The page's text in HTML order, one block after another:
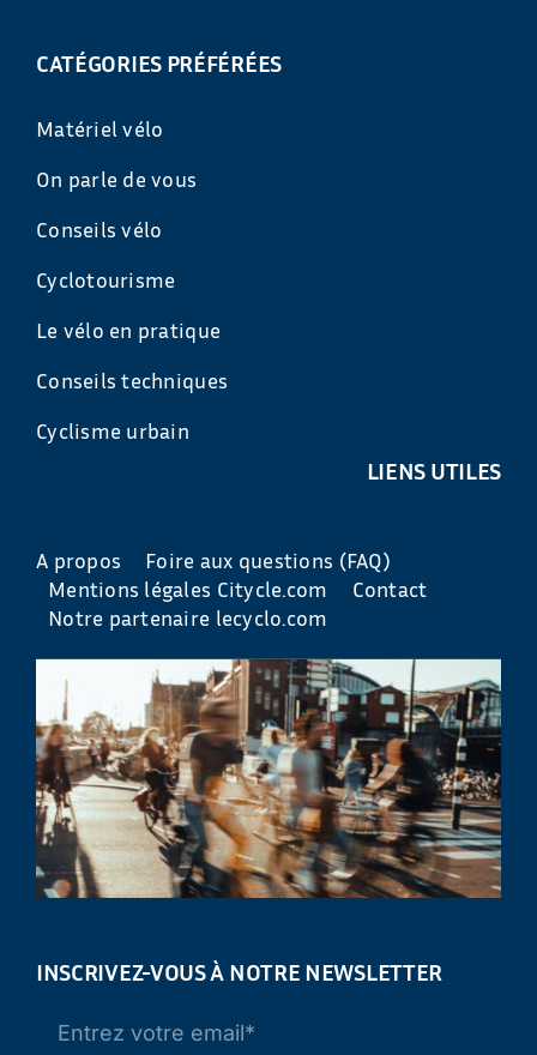
CATÉGORIES PRÉFÉRÉES
Matériel vélo
On parle de vous
Conseils vélo
Cyclotourisme
Le vélo en pratique
Conseils techniques
Cyclisme urbain
LIENS UTILES
A propos
Foire aux questions (FAQ)
Mentions légales Citycle.com
Contact
Notre partenaire lecyclo.com
INSCRIVEZ-VOUS À NOTRE NEWSLETTER